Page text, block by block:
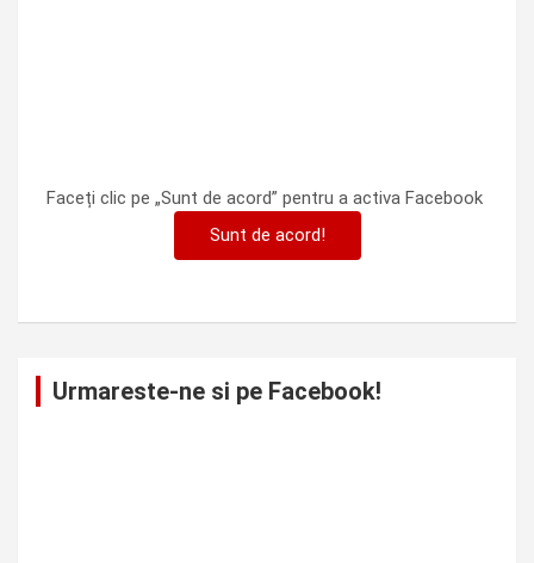
Faceți clic pe „Sunt de acord” pentru a activa Facebook
Sunt de acord!
Urmareste-ne si pe Facebook!